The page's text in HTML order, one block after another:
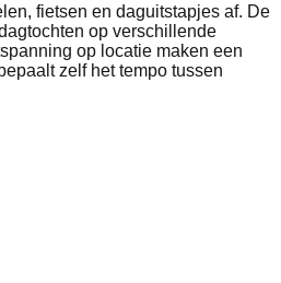
fietsen en daguitstapjes af. De
op verschillende
op locatie maken een
zelf het tempo tussen